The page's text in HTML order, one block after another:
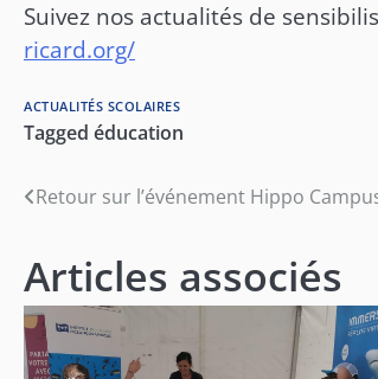
Suivez nos actualités de
ricard.org/
ACTUALITÉS SCOLAIRES
Tagged éducation
Navigation
l’article
Retour sur l’événement Hippo
Articles associés